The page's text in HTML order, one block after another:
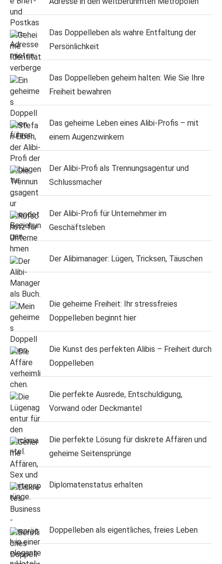
Das Doppelleben als wahre Entfaltung der
Persönlichkeit
Das Doppelleben geheim halten: Wie Sie Ihre
Freiheit bewahren
Das geheime Leben eines Alibi-Profis – mit
einem Augenzwinkern
Der Alibi-Profi als Trennungsagentur und
Schlussmacher
Der Alibi-Profi für Unternehmer im
Geschäftsleben
Der Alibimanager: Lügen, Tricksen, Täuschen
Die geheime Freiheit: Ihr stressfreies
Doppelleben beginnt hier
Die Kunst des perfekten Alibis – Freiheit durch
Doppelleben
Die perfekte Ausrede, Entschuldigung,
Vorwand oder Deckmantel
Die perfekte Lösung für diskrete Affären und
geheime Seitensprünge
Diplomatenstatus erhalten
Doppelleben als eigentliches, freies Leben